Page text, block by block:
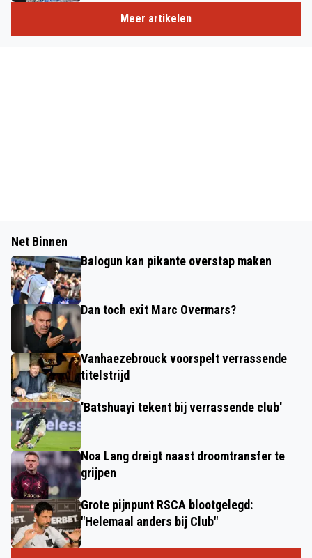
Meer artikelen
Net Binnen
Balogun kan pikante overstap maken
Dan toch exit Marc Overmars?
Vanhaezebrouck voorspelt verrassende
titelstrijd
'Batshuayi tekent bij verrassende club'
Noa Lang dreigt naast droomtransfer te
grijpen
Grote pijnpunt RSCA blootgelegd:
"Helemaal anders bij Club"